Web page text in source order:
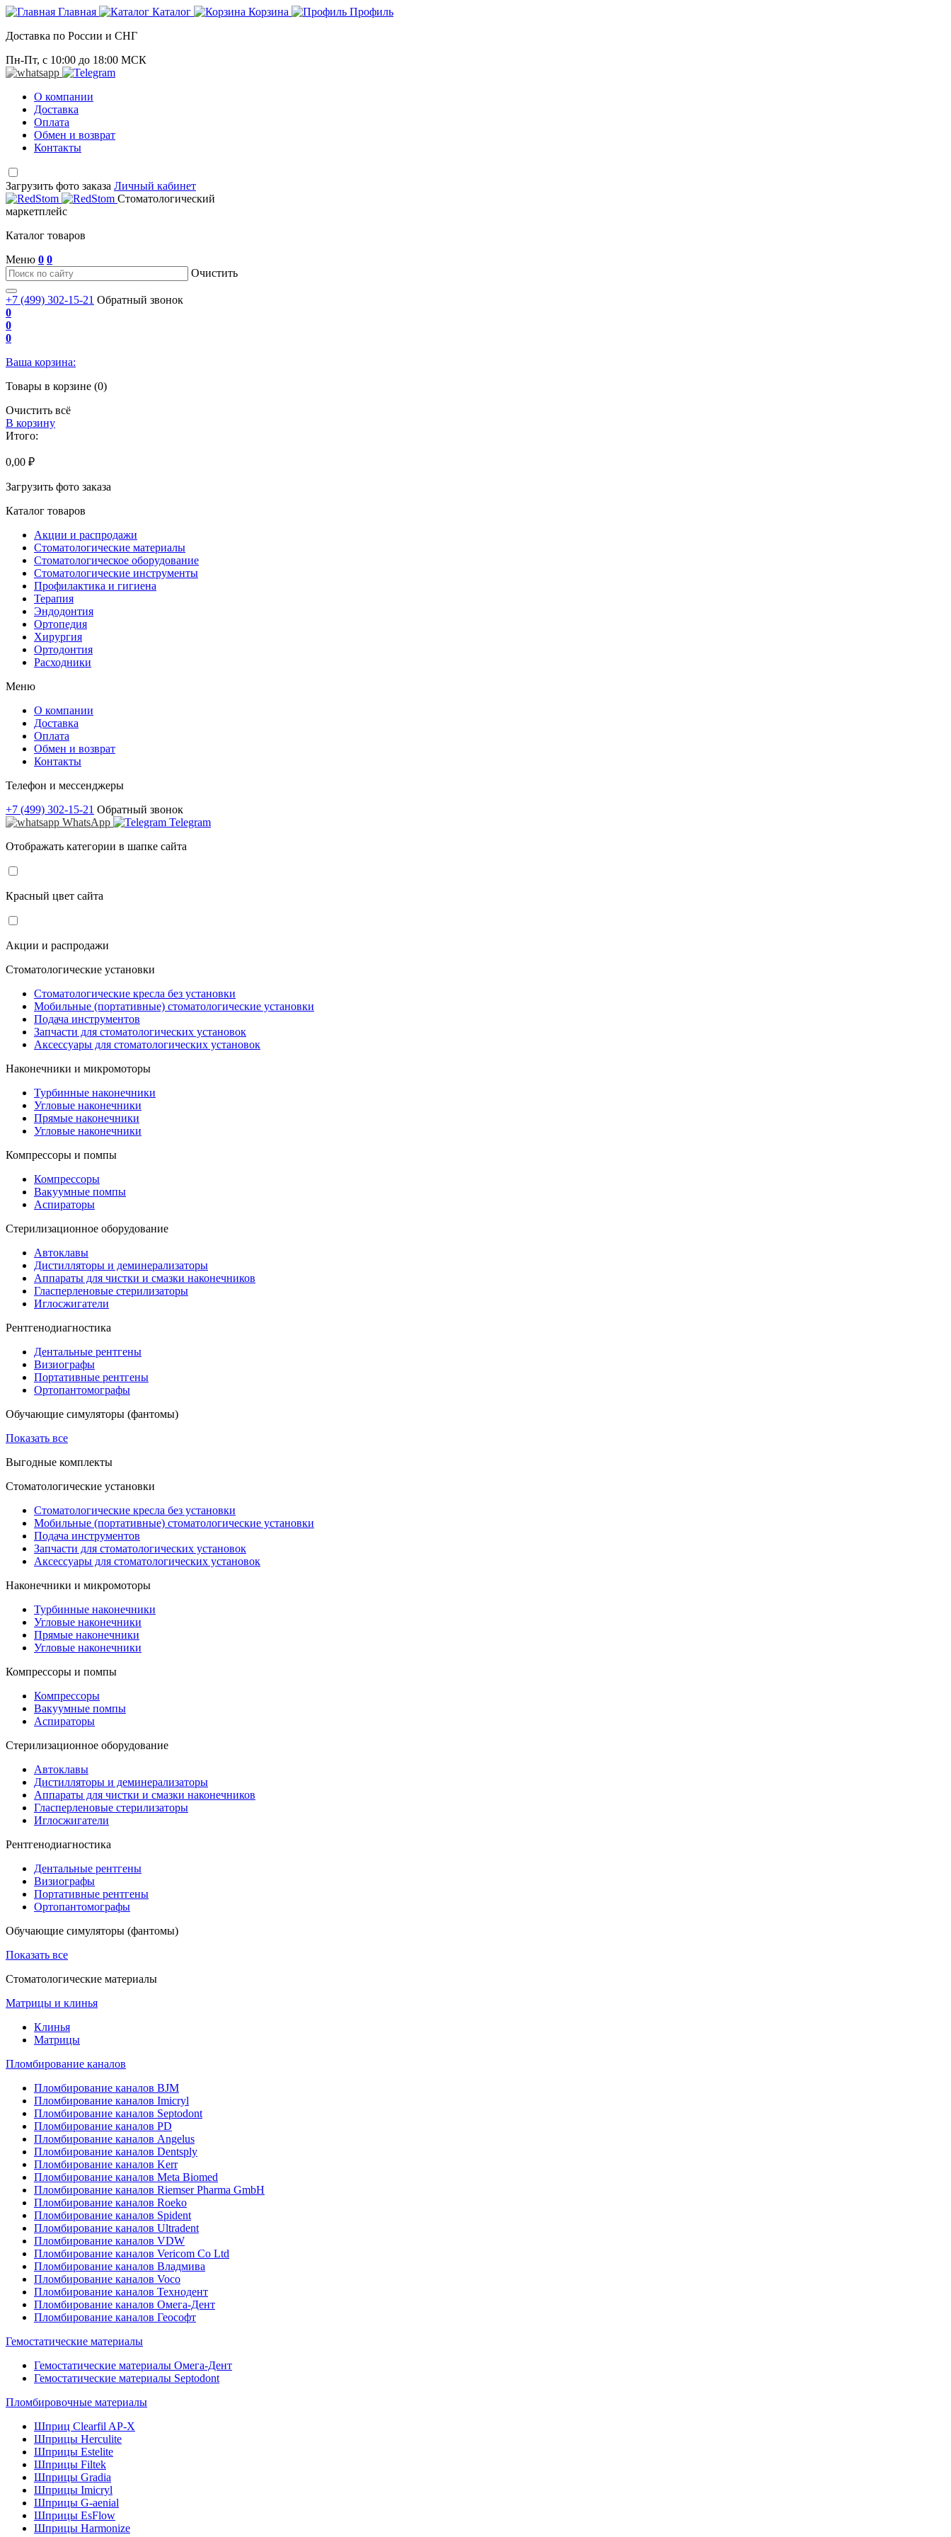
Главная Каталог Корзина
Профиль
Доставка по России и СНГ
Пн-Пт, с 10:00 до 18:00 МСК
О компании
Доставка
Оплата
Обмен и возврат
Контакты
Загрузить фото заказа Личный кабинет
Стоматологический
маркетплейс
Каталог товаров
Меню 0 0
Очистить
+7 (499) 302-15-21 Обратный звонок
0
0
0
Ваша корзина:
Товары в корзине (0)
Очистить всё
В корзину
Итого:
0,00 ₽
Загрузить фото заказа
Каталог товаров
Акции и распродажи
Стоматологические материалы
Стоматологическое оборудование
Стоматологические инструменты
Профилактика и гигиена
Терапия
Эндодонтия
Ортопедия
Хирургия
Ортодонтия
Расходники
Меню
О компании
Доставка
Оплата
Обмен и возврат
Контакты
Телефон и мессенджеры
+7 (499) 302-15-21 Обратный звонок
WhatsApp
Telegram
Отображать категории в шапке сайта
Красный цвет сайта
Акции и распродажи
Стоматологические установки
Стоматологические кресла без установки
Мобильные (портативные) стоматологические установки
Подача инструментов
Запчасти для стоматологических установок
Аксессуары для стоматологических установок
Наконечники и микромоторы
Турбинные наконечники
Угловые наконечники
Прямые наконечники
Угловые наконечники
Компрессоры и помпы
Компрессоры
Вакуумные помпы
Аспираторы
Стерилизационное оборудование
Автоклавы
Дистилляторы и деминерализаторы
Аппараты для чистки и смазки наконечников
Гласперленовые стерилизаторы
Иглосжигатели
Рентгенодиагностика
Дентальные рентгены
Визиографы
Портативные рентгены
Ортопантомографы
Обучающие симуляторы (фантомы)
Показать все
Выгодные комплекты
Стоматологические установки
Стоматологические кресла без установки
Мобильные (портативные) стоматологические установки
Подача инструментов
Запчасти для стоматологических установок
Аксессуары для стоматологических установок
Наконечники и микромоторы
Турбинные наконечники
Угловые наконечники
Прямые наконечники
Угловые наконечники
Компрессоры и помпы
Компрессоры
Вакуумные помпы
Аспираторы
Стерилизационное оборудование
Автоклавы
Дистилляторы и деминерализаторы
Аппараты для чистки и смазки наконечников
Гласперленовые стерилизаторы
Иглосжигатели
Рентгенодиагностика
Дентальные рентгены
Визиографы
Портативные рентгены
Ортопантомографы
Обучающие симуляторы (фантомы)
Показать все
Стоматологические материалы
Матрицы и клинья
Клинья
Матрицы
Пломбирование каналов
Пломбирование каналов BJM
Пломбирование каналов Imicryl
Пломбирование каналов Septodont
Пломбирование каналов PD
Пломбирование каналов Angelus
Пломбирование каналов Dentsply
Пломбирование каналов Kerr
Пломбирование каналов Meta Biomed
Пломбирование каналов Riemser Pharma GmbH
Пломбирование каналов Roeko
Пломбирование каналов Spident
Пломбирование каналов Ultradent
Пломбирование каналов VDW
Пломбирование каналов Vericom Co Ltd
Пломбирование каналов Владмива
Пломбирование каналов Voco
Пломбирование каналов Технодент
Пломбирование каналов Омега-Дент
Пломбирование каналов Геософт
Гемостатические материалы
Гемостатические материалы Омега-Дент
Гемостатические материалы Septodont
Пломбировочные материалы
Шприц Clearfil AP-X
Шприцы Herculite
Шприцы Estelite
Шприцы Filtek
Шприцы Gradia
Шприцы Imicryl
Шприцы G-aenial
Шприцы EsFlow
Шприцы Harmonize